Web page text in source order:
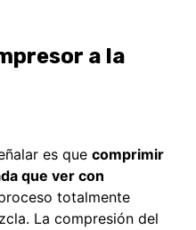
a la
es quecomprimir
que ver con
totalmente
La compresión del